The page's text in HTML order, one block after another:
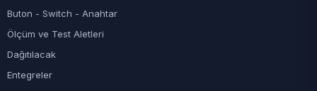
Buton - Switch - Anahtar
Ölçüm ve Test Aletleri
Dağıtılacak
Entegreler